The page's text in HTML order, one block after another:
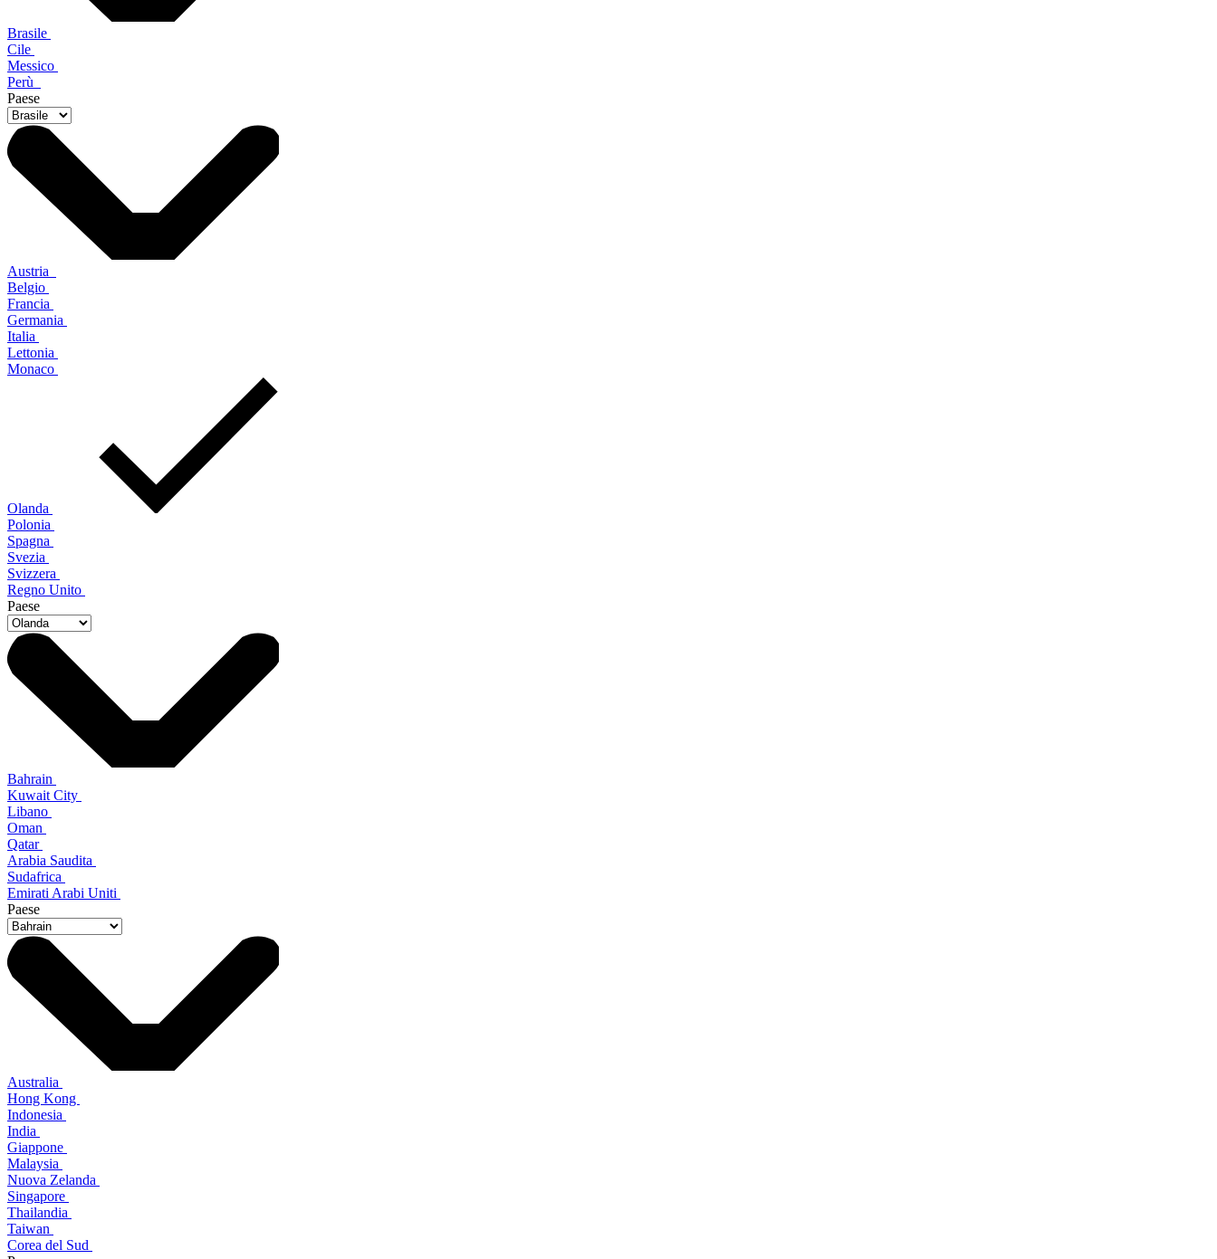
Brasile
Cile
Messico
Perù
Paese
Austria
Belgio
Francia
Germania
Italia
Lettonia
Monaco
Olanda
Polonia
Spagna
Svezia
Svizzera
Regno Unito
Paese
Bahrain
Kuwait City
Libano
Oman
Qatar
Arabia Saudita
Sudafrica
Emirati Arabi Uniti
Paese
Australia
Hong Kong
Indonesia
India
Giappone
Malaysia
Nuova Zelanda
Singapore
Thailandia
Taiwan
Corea del Sud